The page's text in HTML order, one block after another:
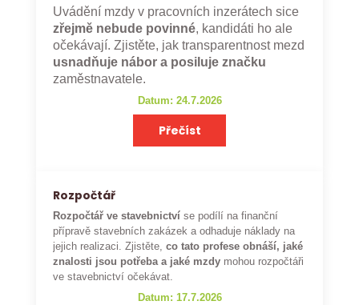
Uvádění mzdy v pracovních inzerátech sice
zřejmě nebude povinné, kandidáti ho ale
očekávají. Zjistěte, jak transparentnost mezd
usnadňuje nábor a posiluje značku
zaměstnavatele.
Datum: 24.7.2026
Přečíst
Rozpočtář
Rozpočtář ve stavebnictví se podílí na finanční
přípravě stavebních zakázek a odhaduje náklady na
jejich realizaci. Zjistěte,co tato profese obnáší, jaké
znalosti jsou potřeba a jaké mzdy mohou rozpočtáři
ve stavebnictví očekávat.
Datum: 17.7.2026